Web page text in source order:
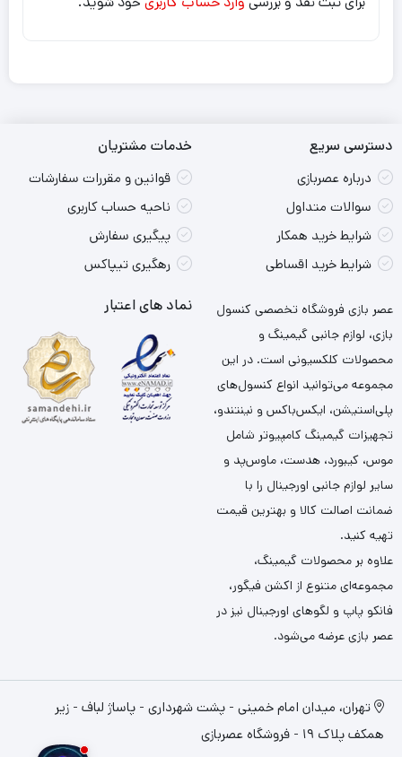
دسترسی سریع
درباره عصربازی
سوالات متداول
شرایط خرید همکار
شرایط خرید اقساطی
خدمات مشتریان
قوانین و مقررات سفارشات
ناحیه حساب کاربری
پیگیری سفارش
رهگیری تیپاکس
عصر بازی فروشگاه تخصصی کنسول
بازی، لوازم جانبی گیمینگ و
محصولات کلکسیونی است. در این
مجموعه می‌توانید انواع کنسول‌های
پلی‌استیشن، ایکس‌باکس و نینتندو،
تجهیزات گیمینگ کامپیوتر شامل
موس، کیبورد، هدست، ماوس‌پد و
سایر لوازم جانبی اورجینال را با
ضمانت اصالت کالا و بهترین قیمت
تهیه کنید.
علاوه بر محصولات گیمینگ،
مجموعه‌ای متنوع از اکشن فیگور،
فانکو پاپ و لگوهای اورجینال نیز در
عصر بازی عرضه می‌شود.
نماد های اعتبار
تهران، میدان امام خمینی - پشت شهرداری - پاساژ لباف - زیر
همکف پلاک 19 - فروشگاه عصربازی